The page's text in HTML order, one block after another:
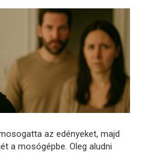
az edényeket, majd
a mosógépbe. Oleg aludni